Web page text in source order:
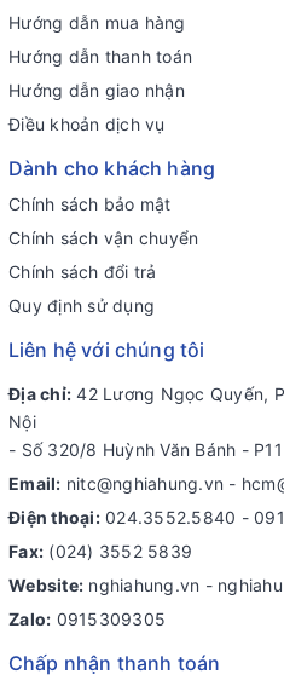
Hướng dẫn mua hàng
Hướng dẫn thanh toán
Hướng dẫn giao nhận
Điều khoản dịch vụ
Dành cho khách hàng
Chính sách bảo mật
Chính sách vận chuyển
Chính sách đổi trả
Quy định sử dụng
Liên hệ với chúng tôi
Địa chỉ: 42 Lương Ngọc Quyến,
Nội
- Số 320/8 Huỳnh Văn Bánh -
Email: nitc@nghiahung.vn -
Điện thoại: 024.3552.5840 -
Fax: (024) 3552 5839
Website: nghiahung.vn -
Zalo: 0915309305
Chấp nhận thanh toán